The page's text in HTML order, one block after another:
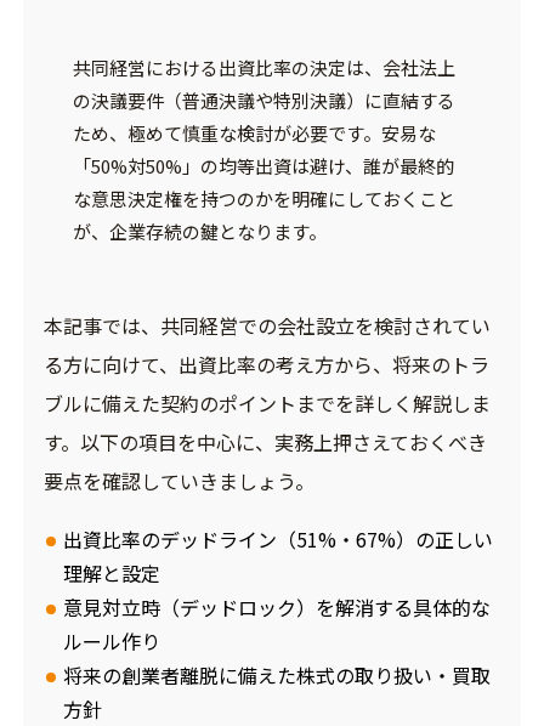
共同経営における出資比率の決定は、会社法上
の決議要件（普通決議や特別決議）に直結する
ため、極めて慎重な検討が必要です。安易な
「50%対50%」の均等出資は避け、誰が最終的
な意思決定権を持つのかを明確にしておくこと
が、企業存続の鍵となります。
本記事では、共同経営での会社設立を検討されてい
る方に向けて、出資比率の考え方から、将来のトラ
ブルに備えた契約のポイントまでを詳しく解説しま
す。以下の項目を中心に、実務上押さえておくべき
要点を確認していきましょう。
出資比率のデッドライン（51%・67%）の正しい
理解と設定
意見対立時（デッドロック）を解消する具体的な
ルール作り
将来の創業者離脱に備えた株式の取り扱い・買取
方針